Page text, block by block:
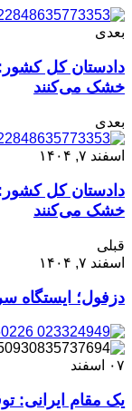
بعدی
دادستان کل کشو‌ر:
‌خشک می‌کنند
بعدی
اسفند ۷, ۱۴۰۴
دادستان کل کشو‌ر:
‌خشک می‌کنند
قبلی
اسفند ۷, ۱۴۰۴
دزفول؛ ایستگاه
۰۷ اسفند
یک مقام ایرانی: